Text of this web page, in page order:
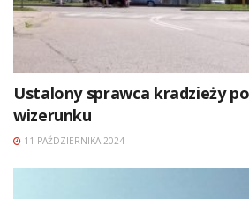
Ustalony sprawca kradzieży
wizerunku
11 PAŹDZIERNIKA 2024